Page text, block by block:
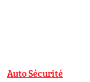
Auto Sécurité